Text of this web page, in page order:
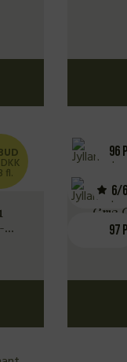
fl.
96 P
6/6
97 P
Gris
Clos